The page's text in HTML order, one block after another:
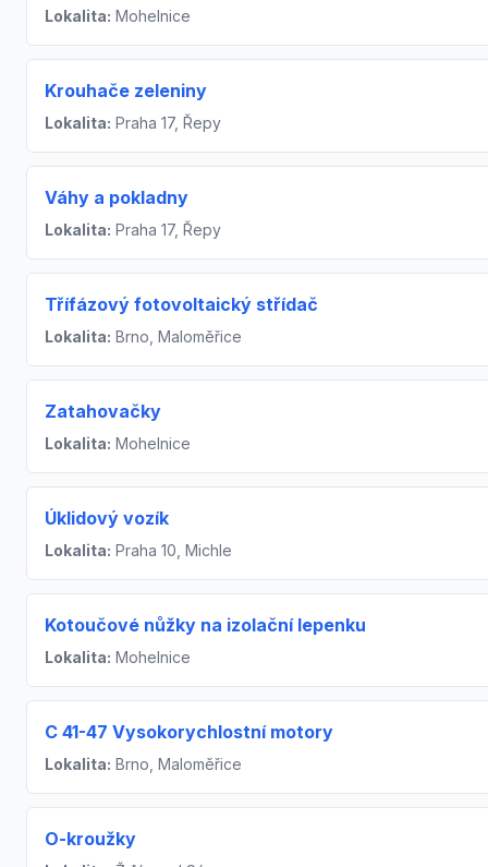
Lokalita: Mohelnice
Krouhače zeleniny
Lokalita: Praha 17, Řepy
Váhy a pokladny
Lokalita: Praha 17, Řepy
Třífázový fotovoltaický střídač
Lokalita: Brno, Maloměřice
Zatahovačky
Lokalita: Mohelnice
Úklidový vozík
Lokalita: Praha 10, Michle
Kotoučové nůžky na izolační lepenku
Lokalita: Mohelnice
C 41-47 Vysokorychlostní motory
Lokalita: Brno, Maloměřice
O-kroužky